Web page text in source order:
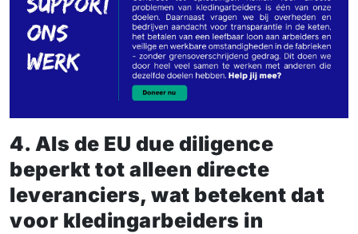
4. Als de EU due diligence
beperkt tot alleen directe
leveranciers, wat betekent dat
voor kledingarbeiders in